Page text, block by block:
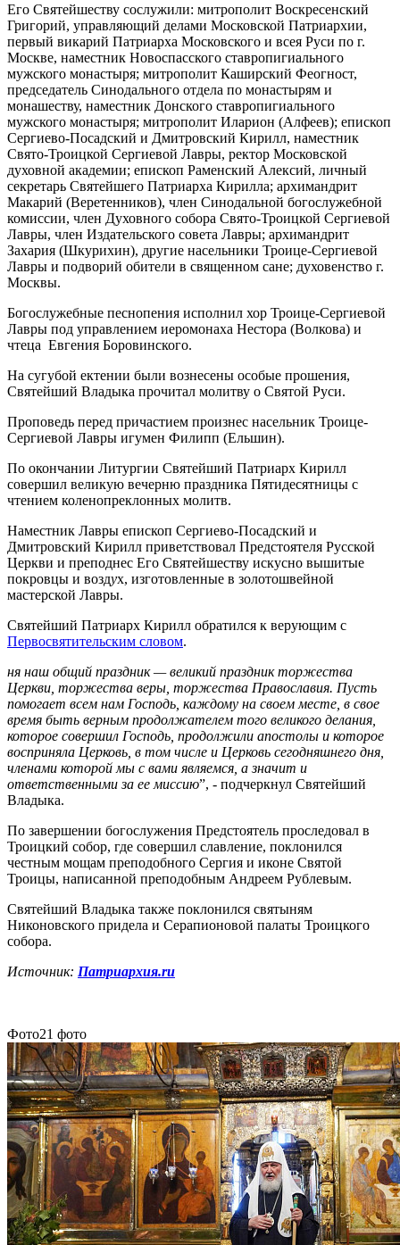
Его Святейшеству сослужили: митрополит Воскресенский
Григорий, управляющий делами Московской Патриархии,
первый викарий Патриарха Московского и всея Руси по г.
Москве, наместник Новоспасского ставропигиального
мужского монастыря; митрополит Каширский Феогност,
председатель Синодального отдела по монастырям и
монашеству, наместник Донского ставропигиального
мужского монастыря; митрополит Иларион (Алфеев); епископ
Сергиево-Посадский и Дмитровский Кирилл, наместник
Свято-Троицкой Сергиевой Лавры, ректор Московской
духовной академии; епископ Раменский Алексий, личный
секретарь Святейшего Патриарха Кирилла; архимандрит
Макарий (Веретенников), член Синодальной богослужебной
комиссии, член Духовного собора Свято-Троицкой Сергиевой
Лавры, член Издательского совета Лавры; архимандрит
Захария (Шкурихин), другие насельники Троице-Сергиевой
Лавры и подворий обители в священном сане; духовенство г.
Москвы.
Богослужебные песнопения исполнил хор Троице-Сергиевой
Лавры под управлением иеромонаха Нестора (Волкова) и
чтеца Евгения Боровинского.
На сугубой ектении были вознесены особые прошения,
Святейший Владыка прочитал молитву о Святой Руси.
Проповедь перед причастием произнес насельник Троице-
Сергиевой Лавры игумен Филипп (Ельшин).
По окончании Литургии Святейший Патриарх Кирилл
совершил великую вечерню праздника Пятидесятницы с
чтением коленопреклонных молитв.
Наместник Лавры епископ Сергиево-Посадский и
Дмитровский Кирилл приветствовал Предстоятеля Русской
Церкви и преподнес Его Святейшеству искусно вышитые
покровцы и воздух, изготовленные в золотошвейной
мастерской Лавры.
Святейший Патриарх Кирилл обратился к верующим с
Первосвятительским словом.
ня наш общий праздник — великий праздник торжества
Церкви, торжества веры, торжества Православия. Пусть
помогает всем нам Господь, каждому на своем месте, в свое
время быть верным продолжателем того великого делания,
которое совершил Господь, продолжили апостолы и которое
восприняла Церковь, в том числе и Церковь сегодняшнего дня,
членами которой мы с вами являемся, а значит и
ответственными за ее миссию”, - подчеркнул Святейший
Владыка.
По завершении богослужения Предстоятель проследовал в
Троицкий собор, где совершил славление, поклонился
честным мощам преподобного Сергия и иконе Святой
Троицы, написанной преподобным Андреем Рублевым.
Святейший Владыка также поклонился святыням
Никоновского придела и Серапионовой палаты Троицкого
собора.
Источник: Патриархия.ru
Фото21 фото